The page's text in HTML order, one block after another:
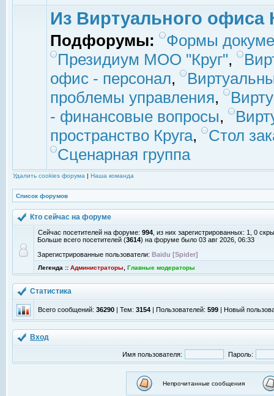
Из Виртуального офиса
Подфорумы:
Формы
Президиум МОО "Круг",
офис - персонал,
проблемы управления,
- финансовые вопросы,
пространство Круга,
Стол
Сценарная группа
Удалить cookies форума | Наша команда
Список форумов
Кто сейчас на форуме
Сейчас посетителей на форуме: 994 , из них зарегистрированных: 1, 0
Больше всего посетителей (3614) на форуме было 03 авг 2026, 06:33
Зарегистрированные пользователи: Baidu [Spider]
Легенда :: Администраторы Главные модераторы
Статистика
Всего сообщений: 36290 | Тем: 3154 | Пользователей: 599 | Новый
Вход
Имя пользователя: Пароль:
Непрочитанные сообщения